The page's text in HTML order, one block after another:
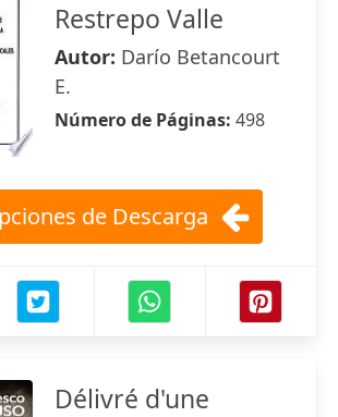
Restrepo Valle
Autor: Darío Betancourt
E.
Número de Páginas: 498
de Descarga
Délivré d'une